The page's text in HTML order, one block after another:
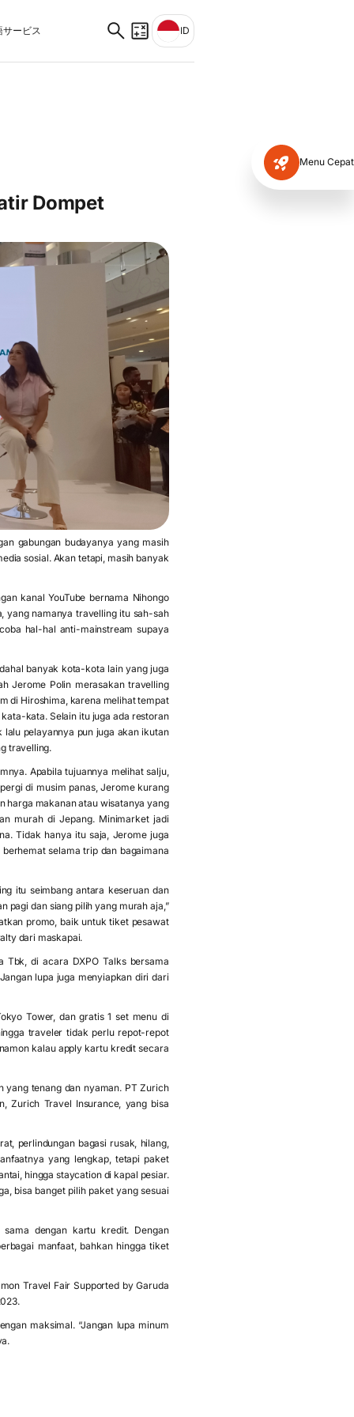
サービス ID
Menu Cepat
Dompet
gabungan budayanya yang masih
sosial. Akan tetapi, masih banyak
kanal YouTube bernama Nihongo
yang namanya travelling itu sah-sah
hal-hal anti-mainstream supaya
banyak kota-kota lain yang juga
Jerome Polin merasakan travelling
di Hiroshima, karena melihat tempat
kata. Selain itu juga ada restoran
pelayannya pun juga akan ikutan
travelling.
Apabila tujuannya melihat salju,
di musim panas, Jerome kurang
harga makanan atau wisatanya yang
murah di Jepang. Minimarket jadi
Tidak hanya itu saja, Jerome juga
selama trip dan bagaimana
itu seimbang antara keseruan dan
pagi dan siang pilih yang murah aja,”
promo, baik untuk tiket pesawat
dari maskapai.
Tbk, di acara DXPO Talks bersama
lupa juga menyiapkan diri dari
Tower, dan gratis 1 set menu di
traveler tidak perlu repot-repot
kalau apply kartu kredit secara
yang tenang dan nyaman. PT Zurich
Zurich Travel Insurance, yang bisa
perlindungan bagasi rusak, hilang,
yang lengkap, tetapi paket
hingga staycation di kapal pesiar.
bisa banget pilih paket yang sesuai
dengan kartu kredit. Dengan
manfaat, bahkan hingga tiket
Travel Fair Supported by Garuda
maksimal. “Jangan lupa minum